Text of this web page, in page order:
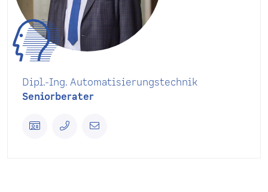
Dipl.-Ing. Automatisierungstechnik
Seniorberater